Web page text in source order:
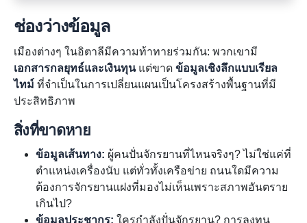
ช่องว่างข้อมูล
เมืองต่างๆ ในอิตาลีมีความท้าทายร่วมกัน: พวกเขามี
เอกสารกลยุทธ์และเงินทุนแต่ขาด ข้อมูลเชิงลึกแบบเรียล
ไทม์ ที่จำเป็นในการเปลี่ยนแผนเป็นโครงสร้างพื้นฐานที่มี
ประสิทธิภาพ
สิ่งที่ขาดหาย
ข้อมูลเส้นทาง: ผู้คนปั่นจักรยานที่ไหนจริงๆ? ไม่ใช่แค่ที่
ตำแหน่งเครื่องนับ แต่ทั่วทั้งเครือข่าย ถนนใดมีความ
ต้องการจักรยานแฝงที่มองไม่เห็นเพราะสภาพอันตราย
เกินไป?
ข้อมูลประชากร: ใครกำลังปั่นจักรยาน? การลงทุน